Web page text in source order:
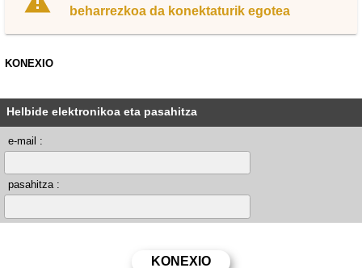
beharrezkoa da konektaturik egotea
KONEXIO
Helbide elektronikoa eta pasahitza
e-mail :
pasahitza :